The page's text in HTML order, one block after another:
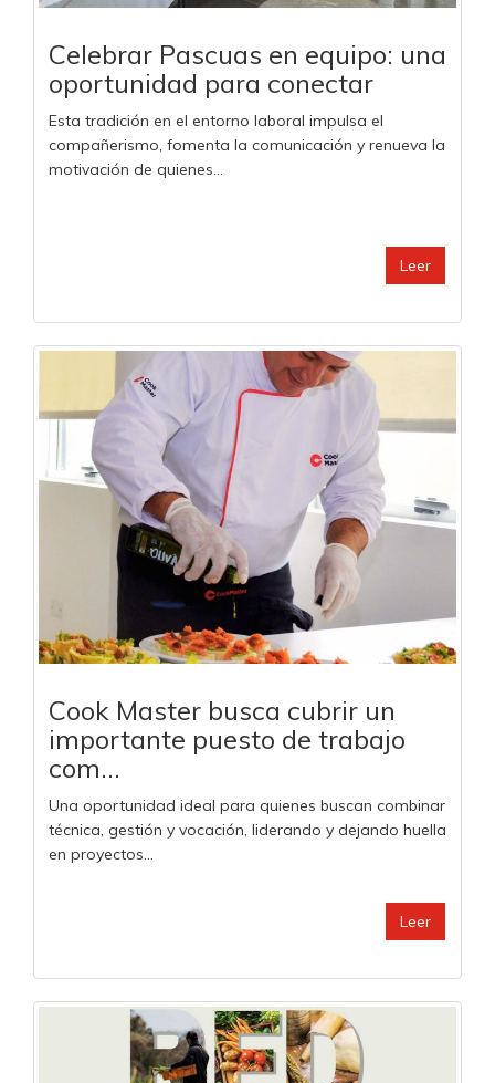
Celebrar Pascuas en equipo: una
oportunidad para conectar
Esta tradición en el entorno laboral impulsa el
compañerismo, fomenta la comunicación y renueva la
motivación de quienes...
Leer
Cook Master busca cubrir un
importante puesto de trabajo
com...
Una oportunidad ideal para quienes buscan combinar
técnica, gestión y vocación, liderando y dejando huella
en proyectos...
Leer